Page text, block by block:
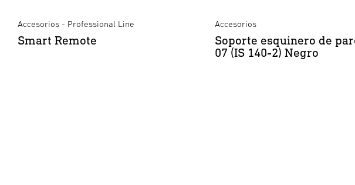
Accesorios - Professional Line
Smart Remote
Accesorios
Soporte esquinero de
07 (IS 140-2) Negro